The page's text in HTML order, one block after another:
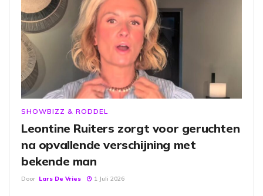
SHOWBIZZ & RODDEL
Leontine Ruiters zorgt voor geruchten
na opvallende verschijning met
bekende man
Door Lars De Vries 1 Juli 2026